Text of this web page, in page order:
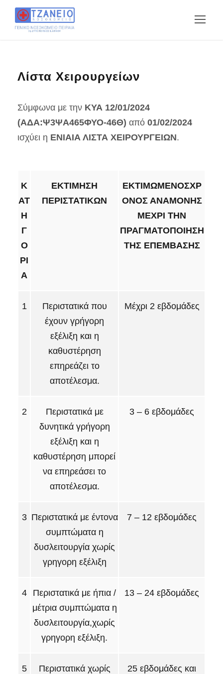
Λίστα Χειρουργείων
Σύμφωνα με την ΚΥΑ 12/01/2024
(ΑΔΑ:Ψ3ΨΑ465ΦΥΟ-46Θ) από 01/02/2024
ισχύει η ΕΝΙΑΙΑ ΛΙΣΤΑ ΧΕΙΡΟΥΡΓΕΙΩΝ.
Κ
ΑΤ
Η
Γ
Ο
ΡΙ
Α
ΕΚΤΙΜΗΣΗ
ΠΕΡΙΣΤΑΤΙΚΩΝ
ΕΚΤΙΜΩΜΕΝΟΣΧΡ
ΟΝΟΣ ΑΝΑΜΟΝΗΣ
ΜΕΧΡΙ ΤΗΝ
ΠΡΑΓΜΑΤΟΠΟΙΗΣΗ
ΤΗΣ ΕΠΕΜΒΑΣΗΣ
1
Περιστατικά που
έχουν γρήγορη
εξέλιξη και η
καθυστέρηση
επηρεάζει το
αποτέλεσμα.
Μέχρι 2 εβδομάδες
2
Περιστατικά με
δυνητικά γρήγορη
εξέλιξη και η
καθυστέρηση μπορεί
να επηρεάσει το
αποτέλεσμα.
3 – 6 εβδομάδες
3 Περιστατικά με έντονα
συμπτώματα η
δυσλειτουργία χωρίς
γρηγορη εξέλιξη
7 – 12 εβδομάδες
4
Περιστατικά με ήπια /
μέτρια συμπτώματα η
δυσλειτουργία,χωρίς
γρηγορη εξέλιξη.
13 – 24 εβδομάδες
5
Περιστατικά χωρίς
25 εβδομάδες και